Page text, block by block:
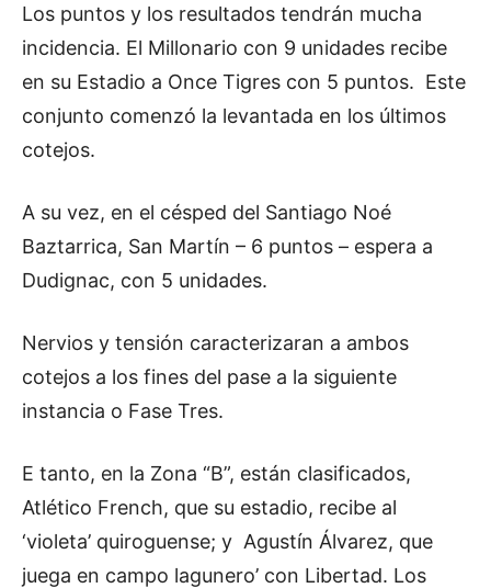
Los puntos y los resultados tendrán mucha
incidencia. El Millonario con 9 unidades recibe
en su Estadio a Once Tigres con 5 puntos. Este
conjunto comenzó la levantada en los últimos
cotejos.
A su vez, en el césped del Santiago Noé
Baztarrica, San Martín – 6 puntos – espera a
Dudignac, con 5 unidades.
Nervios y tensión caracterizaran a ambos
cotejos a los fines del pase a la siguiente
instancia o Fase Tres.
E tanto, en la Zona “B”, están clasificados,
Atlético French, que su estadio, recibe al
‘violeta’ quiroguense; y Agustín Álvarez, que
juega en campo lagunero’ con Libertad. Los